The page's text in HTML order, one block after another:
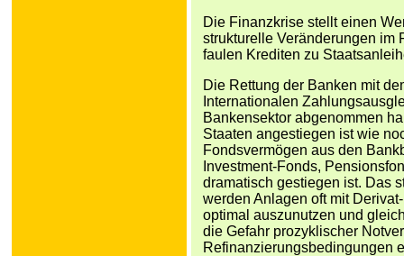
Die Finanzkrise stellt einen
strukturelle Veränderungen im
faulen Krediten zu
Die Rettung der Banken mit
Internationalen
Bankensektor abgenommen
Staaten angestiegen ist wie
Fondsvermögen aus den
Investment-Fonds,
dramatisch gestiegen ist. Das
werden Anlagen oft mit
optimal auszunutzen und
die Gefahr prozyklischer
Refinanzierungsbedingungen